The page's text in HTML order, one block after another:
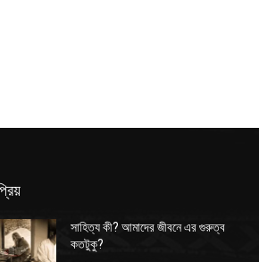
সাহিত্য কী? আমাদের জীবনে এর গুরুত্ব
কতটুকু?